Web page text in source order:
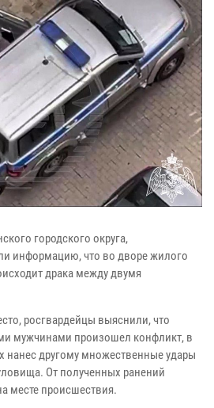
городского округа,
информацию, что во дворе жилого
драка между двумя
росгвардейцы выяснили, что
мужчинами произошел конфликт, в
нанес другому множественные удары
От полученных ранений
месте происшествия.